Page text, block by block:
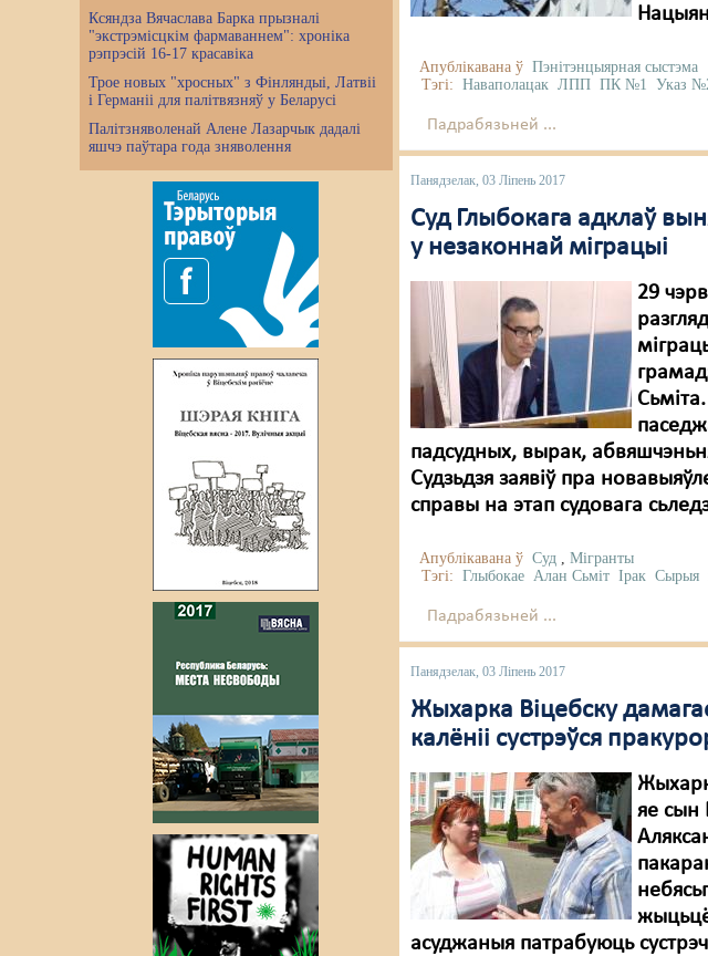
Ксяндза Вячаслава Барка прызналі
"экстрэмісцкім фармаваннем": хроніка
рэпрэсій 16-17 красавіка
Трое новых "хросных" з Фінляндыі, Латвіі
і Германіі для палітвязняў у Беларусі
Палітзняволенай Алене Лазарчык дадалі
яшчэ паўтара года зняволення
Апублікавана ў Пэнітэнцыярная сыстэма
Тэгі:
Наваполацак ЛПП ПК №1 Указ
Падрабязьней ...
Панядзелак, 03 Ліпень 2017
Суд Глыбокага адклаў
у незаконнай міграцыі
29
падсудных, вырак,
Судзьдзя заявіў пра
справы на этап судовага
Апублікавана ў Суд ,Мігранты
Тэгі:
Глыбокае Алан Сьміт Ірак Сырыя
Падрабязьней ...
Панядзелак, 03 Ліпень 2017
Жыхарка Віцебску
калёніі сустрэўся
яе сын
асуджаныя патрабуюць